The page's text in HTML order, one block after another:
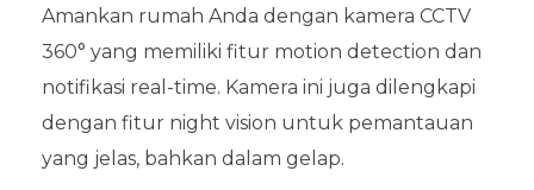
Amankan rumah Anda dengan kamera CCTV
360° yang memiliki fitur motion detection dan
notifikasi real-time. Kamera ini juga dilengkapi
dengan fitur night vision untuk pemantauan
yang jelas, bahkan dalam gelap.